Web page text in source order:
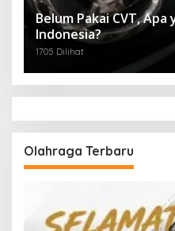
Belum Pakai CVT,
Indonesia?
1705 Dilihat
Olahraga Terbaru